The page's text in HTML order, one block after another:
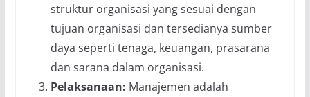
struktur organisasi yang sesuai dengan
tujuan organisasi dan tersedianya sumber
daya seperti tenaga, keuangan, prasarana
dan sarana dalam organisasi.
Pelaksanaan: Manajemen adalah